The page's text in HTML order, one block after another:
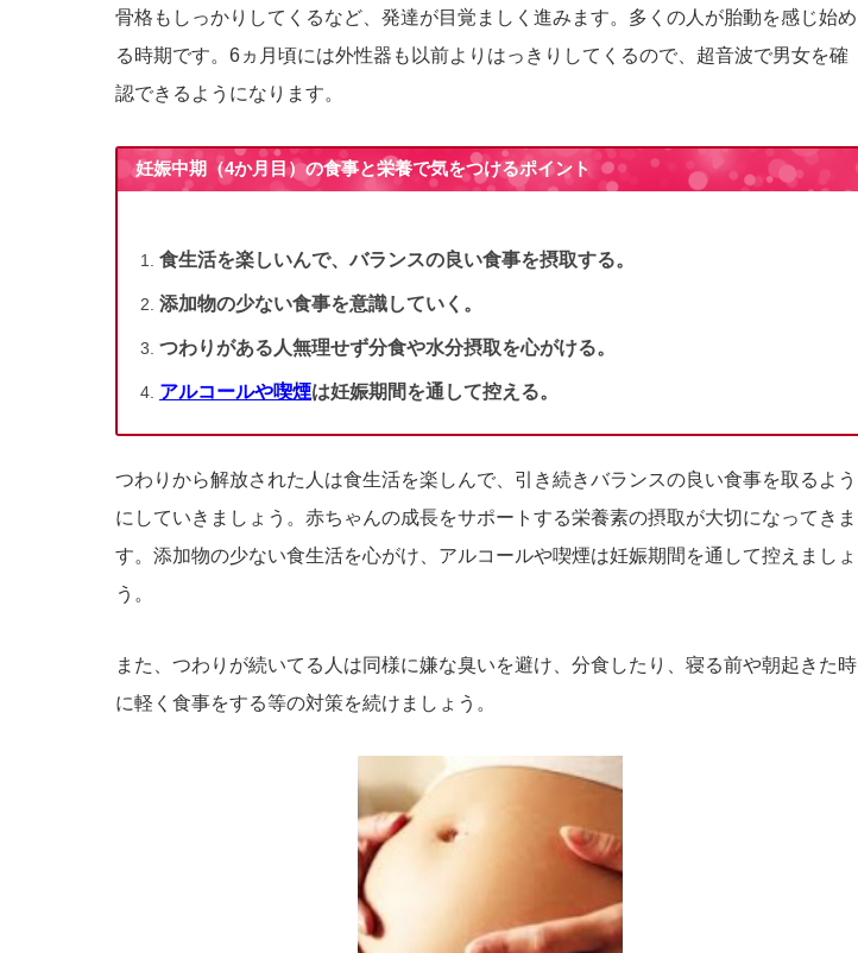
骨格もしっかりしてくるなど、発達が目覚ましく進みます。多くの人が胎動を感じ始め
る時期です。6ヵ月頃には外性器も以前よりはっきりしてくるので、超音波で男女を確
認できるようになります。
妊娠中期（4か月目）の食事と栄養で気をつけるポイント
食生活を楽しいんで、バランスの良い食事を摂取する。
添加物の少ない食事を意識していく。
つわりがある人無理せず分食や水分摂取を心がける。
アルコールや喫煙は妊娠期間を通して控える。
つわりから解放された人は食生活を楽しんで、引き続きバランスの良い食事を取るよう
にしていきましょう。赤ちゃんの成長をサポートする栄養素の摂取が大切になってきま
す。添加物の少ない食生活を心がけ、アルコールや喫煙は妊娠期間を通して控えましょ
う。
また、つわりが続いてる人は同様に嫌な臭いを避け、分食したり、寝る前や朝起きた時
に軽く食事をする等の対策を続けましょう。